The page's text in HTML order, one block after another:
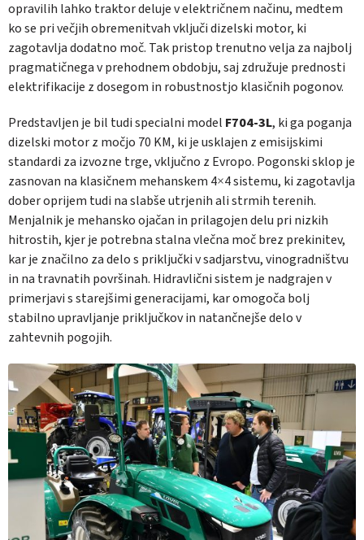
opravilih lahko traktor deluje v električnem načinu, medtem
ko se pri večjih obremenitvah vključi dizelski motor, ki
zagotavlja dodatno moč. Tak pristop trenutno velja za najbolj
pragmatičnega v prehodnem obdobju, saj združuje prednosti
elektrifikacije z dosegom in robustnostjo klasičnih pogonov.
Predstavljen je bil tudi specialni model F704-3L, ki ga poganja
dizelski motor z močjo 70 KM, ki je usklajen z emisijskimi
standardi za izvozne trge, vključno z Evropo. Pogonski sklop je
zasnovan na klasičnem mehanskem 4×4 sistemu, ki zagotavlja
dober oprijem tudi na slabše utrjenih ali strmih terenih.
Menjalnik je mehansko ojačan in prilagojen delu pri nizkih
hitrostih, kjer je potrebna stalna vlečna moč brez prekinitev,
kar je značilno za delo s priključki v sadjarstvu, vinogradništvu
in na travnatih površinah. Hidravlični sistem je nadgrajen v
primerjavi s starejšimi generacijami, kar omogoča bolj
stabilno upravljanje priključkov in natančnejše delo v
zahtevnih pogojih.